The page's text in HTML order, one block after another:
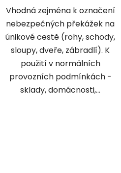
Vhodná zejména k označení
nebezpečných překážek na
únikové cestě (rohy, schody,
sloupy, dveře, zábradlí). K
použití v normálních
provozních podmínkách -
sklady, domácnosti,...